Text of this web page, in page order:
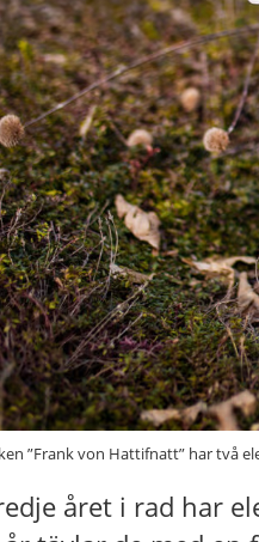
”Frank von Hattifnatt” har två
året i rad har